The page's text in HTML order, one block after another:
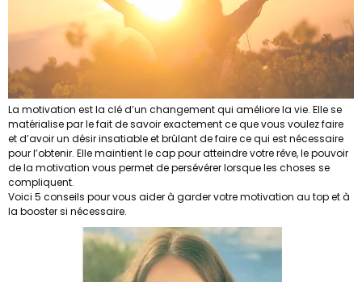
La motivation est la clé d’un changement qui améliore la vie. Elle se
matérialise par le fait de savoir exactement ce que vous voulez faire
et d’avoir un désir insatiable et brûlant de faire ce qui est nécessaire
pour l’obtenir. Elle maintient le cap pour atteindre votre rêve, le pouvoir
de la motivation vous permet de persévérer lorsque les choses se
compliquent.
Voici 5 conseils pour vous aider à garder votre motivation au top et à
la booster si nécessaire.